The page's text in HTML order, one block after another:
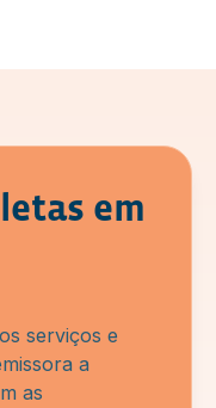
em
serviços e
a
as